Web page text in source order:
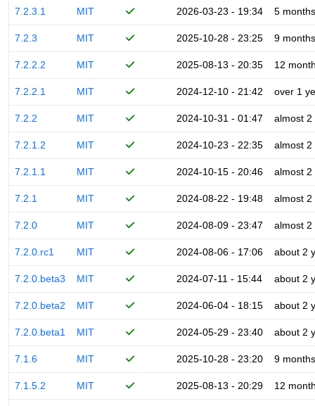
7.2.3.1 MIT 2026-03-23 - 19:34 5 months
7.2.3 MIT 2025-10-28 - 23:25 9 months
7.2.2.2 MIT 2025-08-13 - 20:35 12
7.2.2.1 MIT 2024-12-10 - 21:42 over 1
7.2.2 MIT 2024-10-31 - 01:47 almost 2
7.2.1.2 MIT 2024-10-23 - 22:35 almost 2
7.2.1.1 MIT 2024-10-15 - 20:46 almost 2
7.2.1 MIT 2024-08-22 - 19:48 almost 2
7.2.0 MIT 2024-08-09 - 23:47 almost 2
7.2.0.rc1 MIT 2024-08-06 - 17:06 about 2
7.2.0.beta3 MIT 2024-07-11 - 15:44 about 2
7.2.0.beta2 MIT 2024-06-04 - 18:15 about 2
7.2.0.beta1 MIT 2024-05-29 - 23:40 about 2
7.1.6 MIT 2025-10-28 - 23:20 9 months
7.1.5.2 MIT 2025-08-13 - 20:29 12